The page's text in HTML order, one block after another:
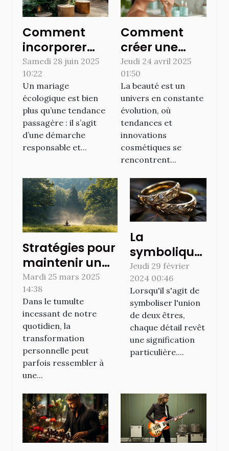
Comment
incorporer
des éléments
écologiques
dans votre
déco de
mariage ?
Samedi 28 juin 2025
10:22
Un mariage
écologique est bien
plus qu’une tendance
passagère : il s’agit
d’une démarche
responsable et...
Comment
créer une
routine
beauté
inspirée par
les dernières
tendances en
cosmétique
Jeudi 24 avril 2025
01:50
La beauté est un
univers en constante
évolution, où
tendances et
innovations
cosmétiques se
rencontrent...
Stratégies pour
maintenir un
équilibre
émotionnel
durant votre
transformation
personnelle
Mardi 25 mars 2025
14:38
Dans le tumulte
incessant de notre
quotidien, la
transformation
personnelle peut
parfois ressembler à
une...
La
symbolique
et
l'originalité
des bagues
en bois pour
les
cérémonies
de mariage
Jeudi 29 février
2024 00:46
Lorsqu'il s'agit de
symboliser l'union
de deux êtres,
chaque détail revêt
une signification
particulière....